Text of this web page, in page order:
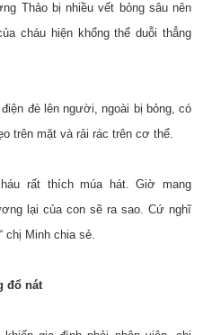
Thảo bị nhiều vết bỏng sâu nên
cháu hiện khổng thể duỗi thẳng
đè lên người, ngoài bị bỏng, có
trên mặt và rải rác trên cơ thể.
rất thích múa hát. Giờ mang
lại của con sẽ ra sao. Cứ nghĩ
chị Minh chia sẻ.
đổ nát